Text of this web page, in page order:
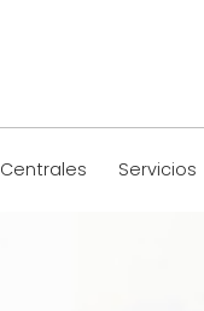
Centrales Servicios